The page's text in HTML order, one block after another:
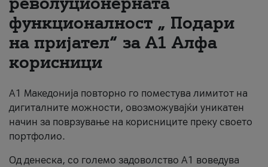
За нас
#ПодобарОнлајн
функционалност „ Подари
на пријател“ за А1 Алфа
корисници
А1 Македонија повторно го поместува лимитот на
дигиталните можности, овозможувајќи уникатен
начин за поврзување на корисниците преку своето
портфолио.
Од денеска, со големо задоволство А1 воведува